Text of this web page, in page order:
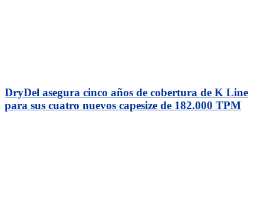
DryDel asegura cinco años de cobertura de K Line
para sus cuatro nuevos capesize de 182.000 TPM